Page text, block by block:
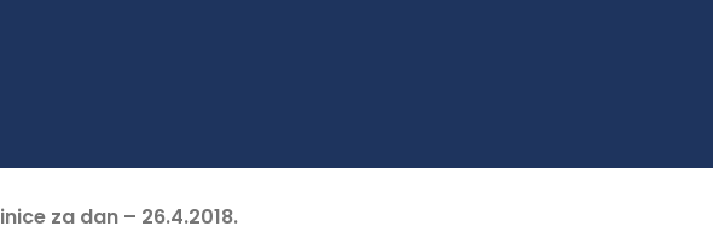
za dan – 26.4.2018.